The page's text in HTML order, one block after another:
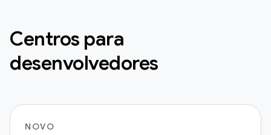
Centros para
desenvolvedores
NOVO